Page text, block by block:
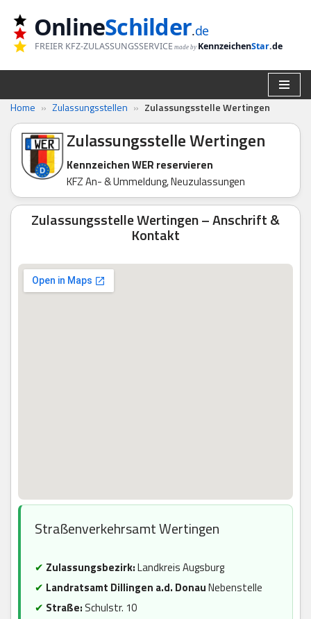
Zum
Inhalt
springen
OnlineSchilder.de
FREIER KFZ-ZULASSUNGSSERVICE made by KennzeichenStar.de
Home » Zulassungsstellen » Zulassungsstelle Wertingen
Zulassungsstelle Wertingen
Kennzeichen WER reservieren
KFZ An- & Ummeldung, Neuzulassungen
Zulassungsstelle Wertingen – Anschrift &
Kontakt
Straßenverkehrsamt Wertingen
✔ Zulassungsbezirk:Landkreis Augsburg
✔ Landratsamt Dillingen a.d. DonauNebenstelle
✔ Straße: Schulstr. 10